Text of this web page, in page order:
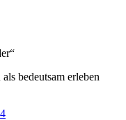
bedeutsam erleben